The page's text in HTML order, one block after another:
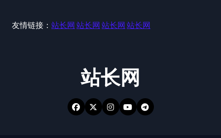
友情链接： 站长网 站长网 站长网 站长网
站长网